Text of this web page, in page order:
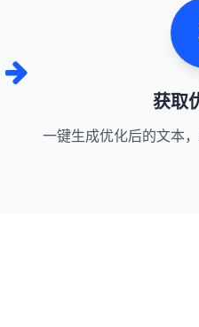
获取
一键生成优化后的文本